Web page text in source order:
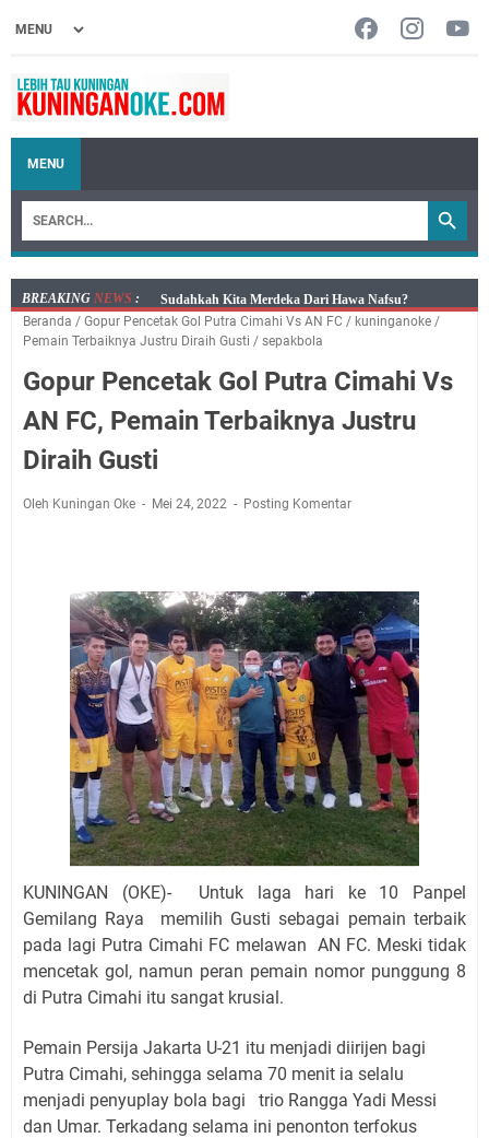
MENU
BREAKING NEWS :
Info Sembako di Pasar Kepuh Kuningan Kamis 6
Agustus 2026, Daging Naik, Telur Turun
2026 Ada Tiga Acara
Kamis 6 Agustus 2026 Mobil Samling Ada di Alun-alun
Luragung, Ini Persyaratan dan Besaran Biayanya
Pembersih Dosa Kita, Ini Jadwal Salat Wilayah
Kuningan Kamis 6 Agustus 2026
Agenda Kegiatan Bupati, Wabup dan Sekda Kuningan
Rabu 5 Agustus 2026 Masing-masing Dua Acara
Ini Lokasi Samling Kuningan Rabu 5 Agustus 2026
Uniku Jadi Tuan Rumah Pendampingan Penyusunan
Dokumen SPMI
Sudahkah Kita Merdeka Dari Hawa Nafsu?
Beranda / Gopur Pencetak Gol Putra Cimahi Vs AN FC / kuninganoke /
Pemain Terbaiknya Justru Diraih Gusti / sepakbola
Gopur Pencetak Gol Putra Cimahi Vs
AN FC, Pemain Terbaiknya Justru
Diraih Gusti
Oleh Kuningan Oke Mei 24, 2022 Posting Komentar
KUNINGAN (OKE)- Untuk laga hari ke 10 Panpel
Gemilang Raya memilih Gusti sebagai pemain terbaik
pada lagi Putra Cimahi FC melawan AN FC. Meski tidak
mencetak gol, namun peran pemain nomor punggung 8
di Putra Cimahi itu sangat krusial.
Pemain Persija Jakarta U-21 itu menjadi diirijen bagi
Putra Cimahi, sehingga selama 70 menit ia selalu
menjadi penyuplay bola bagi trio Rangga Yadi Messi
dan Umar. Terkadang selama ini penonton terfokus